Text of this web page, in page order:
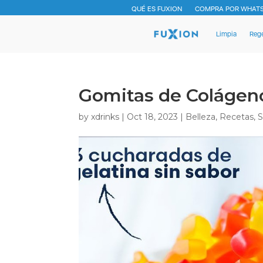
QUÉ ES FUXION COMPRA POR
Limpia
Gomitas de
byxdrinks | Oct 18, 2023 | Belleza, Recetas,